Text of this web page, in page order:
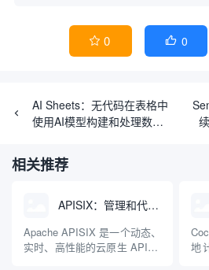
 0  0
AI Sheets：无代码在表格中
使用AI模型构建和处理数据
相关推荐
APISIX：管理和代理API及大模型流量的高性能网关
Apache APISIX 是一个动态、
实时、高性能的云原生 API 网
地